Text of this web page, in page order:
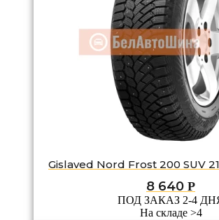
Gislaved Nord Frost 200 SUV
8 640 Р
ПОД ЗАКАЗ 2-4
На складе >4